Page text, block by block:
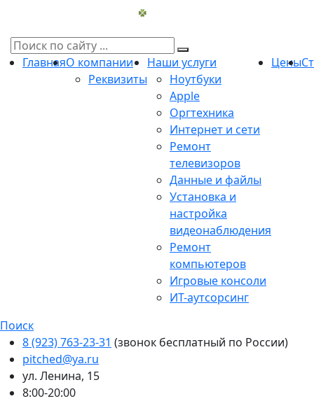
ГлавнаяО компании
Реквизиты
Наши услуги
Ноутбуки
Apple
Оргтехника
Интернет и сети
Ремонт
телевизоров
Данные и файлы
Установка и
настройка
видеонаблюдения
Ремонт
компьютеров
Игровые консоли
ИТ-аутсорсинг
Цены
Поиск
8 (923) 763-23-31 (звонок бесплатный по России)
pitched@ya.ru
ул. Ленина, 15
8:00-20:00